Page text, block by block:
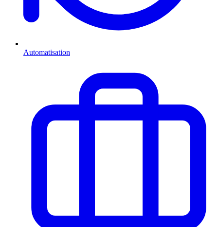
Automatisation